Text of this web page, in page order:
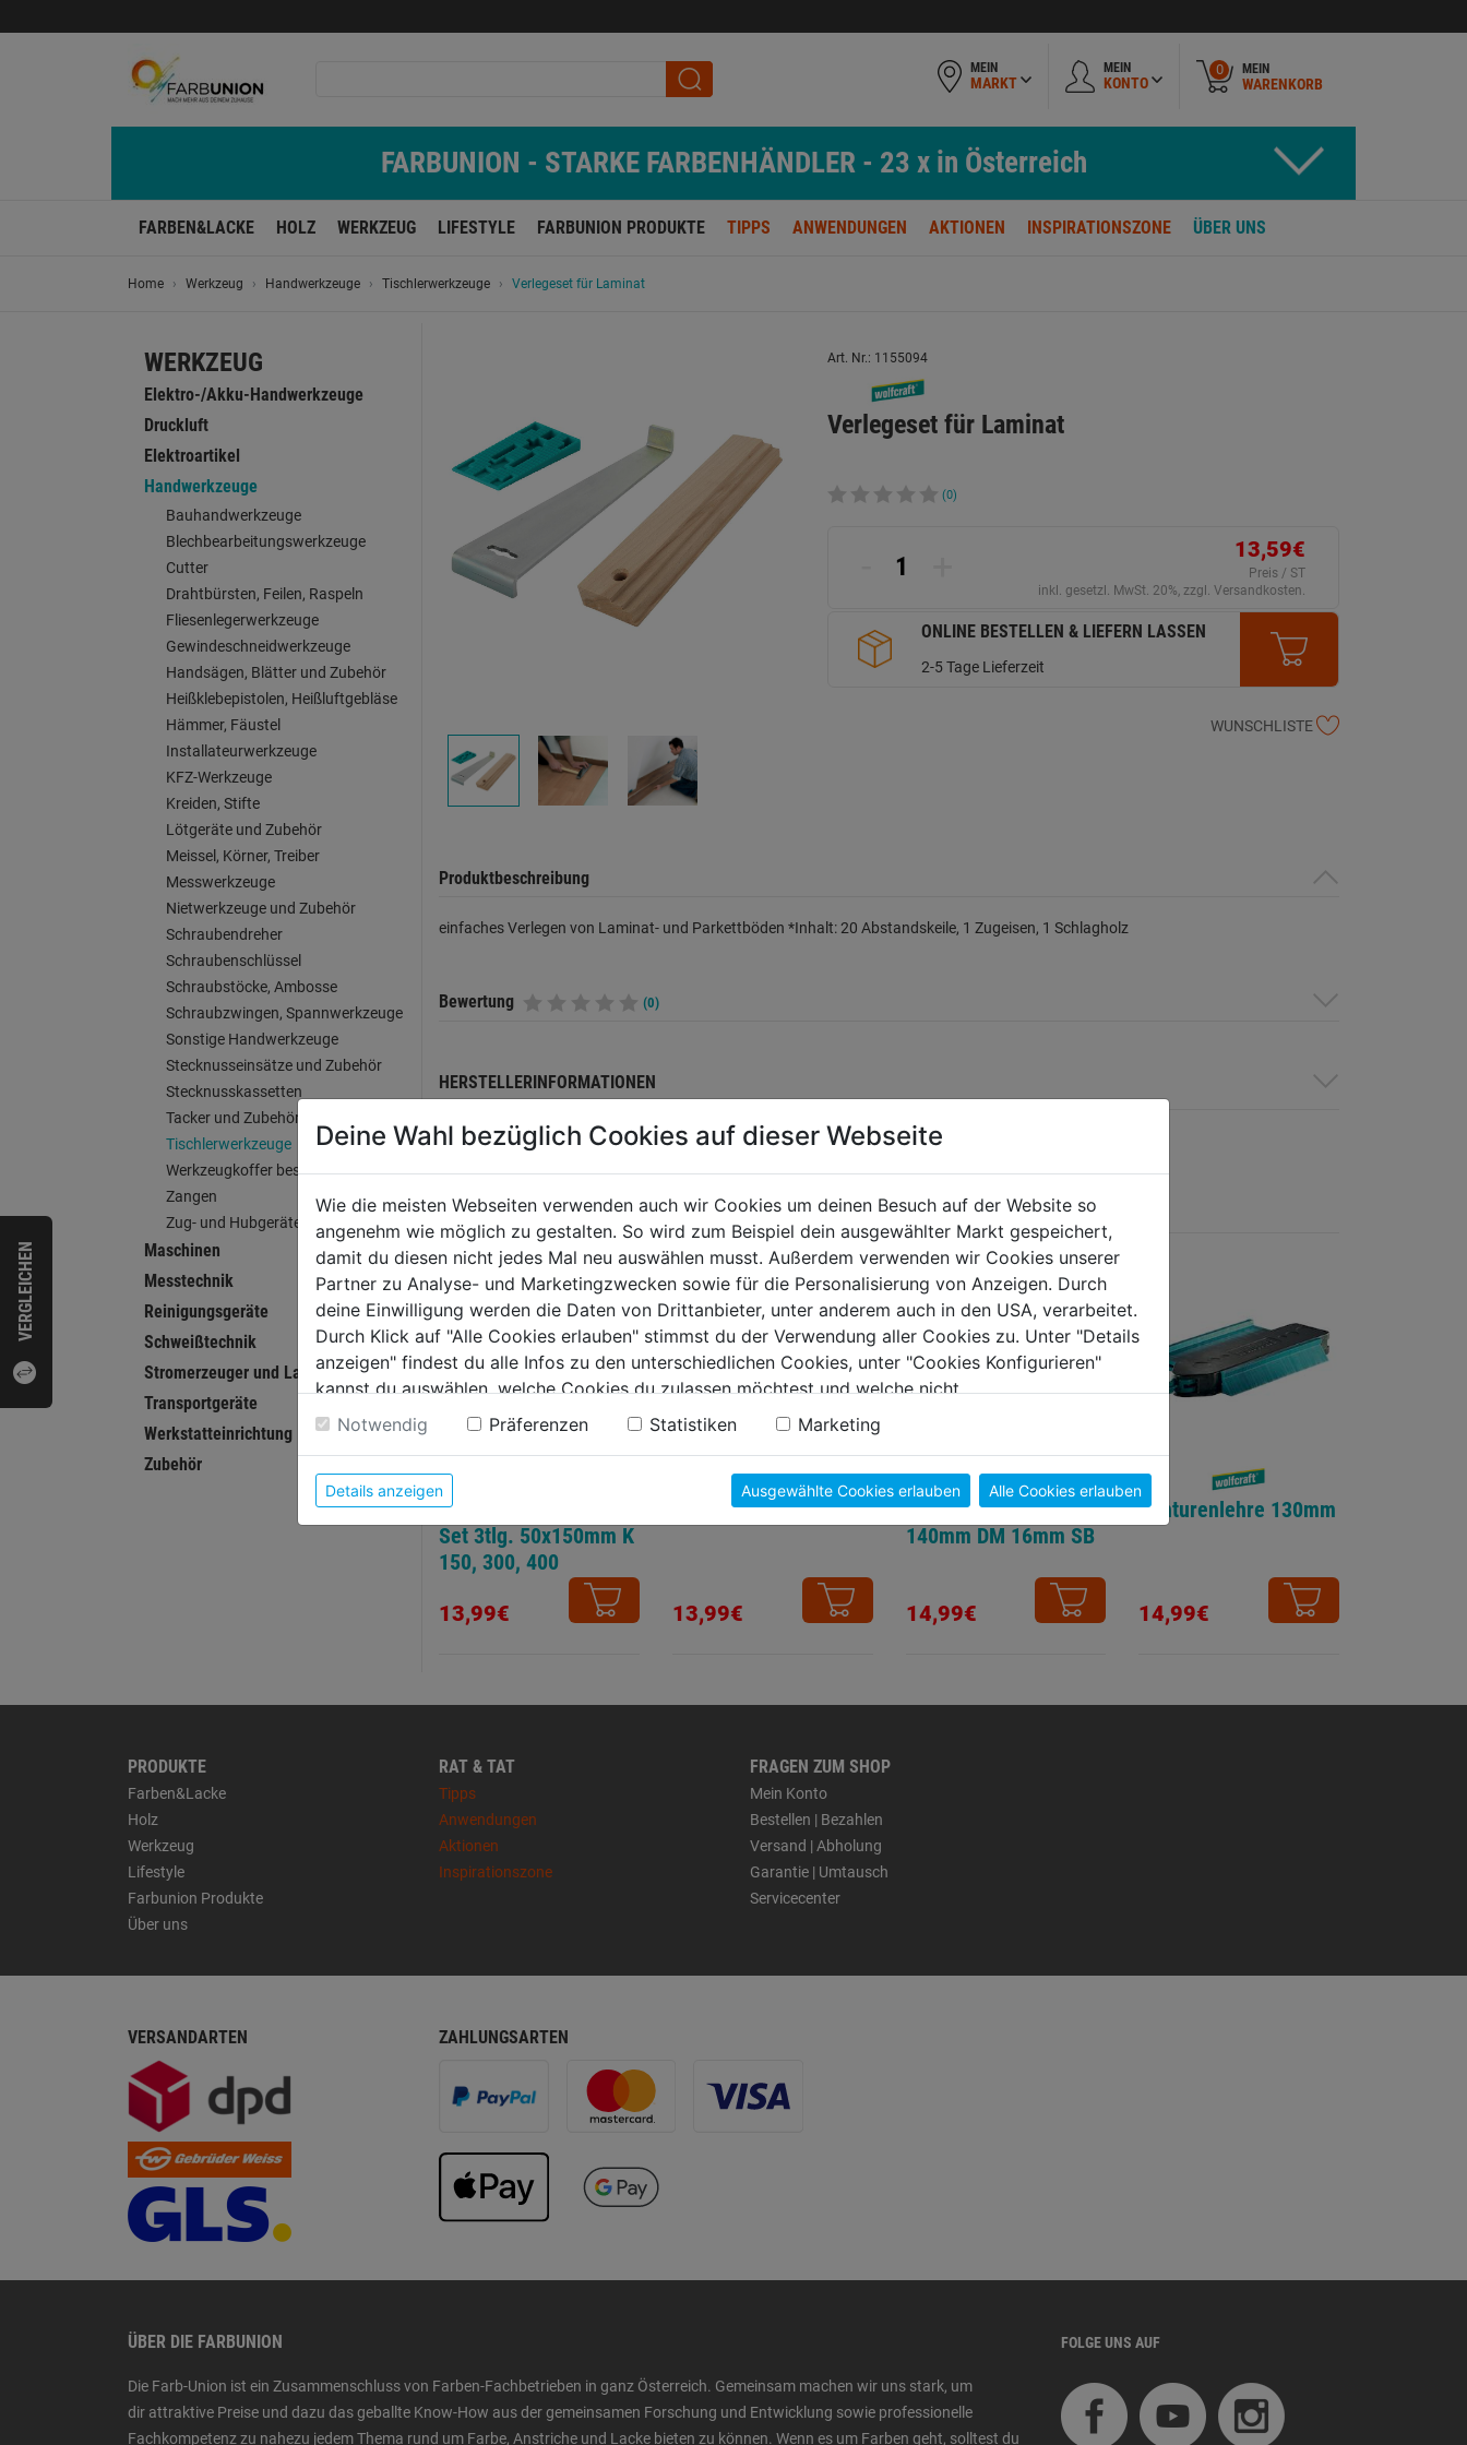
VERGLEICHEN
MEIN
MARKT
MEIN
KONTO
0 MEIN
WARENKORB
FARBUNION - STARKE FARBENHÄNDLER - 23 x in Österreich
FARBEN&LACKE HOLZ WERKZEUG LIFESTYLE FARBUNION PRODUKTE TIPPS ANWENDUNGEN AKTIONEN INSPIRATIONSZONE ÜBER UNS
Home Werkzeug Handwerkzeuge Tischlerwerkzeuge Verlegeset für Laminat
WERKZEUG
Elektro-/Akku-Handwerkzeuge
Druckluft
Elektroartikel
Handwerkzeuge
Bauhandwerkzeuge
Blechbearbeitungswerkzeuge
Cutter
Drahtbürsten, Feilen, Raspeln
Fliesenlegerwerkzeuge
Gewindeschneidwerkzeuge
Handsägen, Blätter und Zubehör
Heißklebepistolen, Heißluftgebläse
Hämmer, Fäustel
Installateurwerkzeuge
KFZ-Werkzeuge
Kreiden, Stifte
Lötgeräte und Zubehör
Meissel, Körner, Treiber
Messwerkzeuge
Nietwerkzeuge und Zubehör
Schraubendreher
Schraubenschlüssel
Schraubstöcke, Ambosse
Schraubzwingen, Spannwerkzeuge
Sonstige Handwerkzeuge
Stecknusseinsätze und Zubehör
Stecknusskassetten
Tacker und Zubehör
Tischlerwerkzeuge
Werkzeugkoffer bestückt
Zangen
Zug- und Hubgeräte
Maschinen
Messtechnik
Reinigungsgeräte
Schweißtechnik
Stromerzeuger und Ladegeräte
Transportgeräte
Werkstatteinrichtung
Zubehör
Art. Nr.: 1155094
Verlegeset für Laminat
(0)
13,59€
Preis / ST
inkl. gesetzl. MwSt. 20%, zzgl. Versandkosten.
ONLINE BESTELLEN & LIEFERN LASSEN
2-5 Tage Lieferzeit
WUNSCHLISTE
Produktbeschreibung
einfaches Verlegen von Laminat- und Parkettböden *Inhalt: 20 Abstandskeile, 1 Zugeisen, 1 Schlagholz
Bewertung (0)
HERSTELLERINFORMATIONEN
WEITERE PRODUKTE AUS DIESER KATEGORIE
Diamant-Schleifstein-
Set 3tlg. 50x150mm K
150, 300, 400
13,99€
Tischlerwinkel
13,99€
Krauskopfversenker
140mm DM 16mm SB
14,99€
Konturenlehre 130mm
14,99€
PRODUKTE
Farben&Lacke
Holz
Werkzeug
Lifestyle
Farbunion Produkte
Über uns
RAT & TAT
Tipps
Anwendungen
Aktionen
Inspirationszone
FRAGEN ZUM SHOP
Mein Konto
Bestellen | Bezahlen
Versand | Abholung
Garantie | Umtausch
Servicecenter
VERSANDARTEN ZAHLUNGSARTEN
ÜBER DIE FARBUNION
Die Farb-Union ist ein Zusammenschluss von Farben-Fachbetrieben in ganz Österreich. Gemeinsam machen wir uns stark, um
dir attraktive Preise und dazu das geballte Know-How aus der gemeinsamen Forschung und Entwicklung sowie professionelle
Fachkompetenz zu nahezu jedem Thema rund um Farbe, Anstriche und Lacke bieten zu können. Wenn es um Farben geht, solltest du
FOLGE UNS AUF
Deine Wahl bezüglich Cookies auf dieser Webseite
Wie die meisten Webseiten verwenden auch wir Cookies um deinen Besuch auf der Website so
angenehm wie möglich zu gestalten. So wird zum Beispiel dein ausgewählter Markt gespeichert,
damit du diesen nicht jedes Mal neu auswählen musst. Außerdem verwenden wir Cookies unserer
Partner zu Analyse- und Marketingzwecken sowie für die Personalisierung von Anzeigen. Durch
deine Einwilligung werden die Daten von Drittanbieter, unter anderem auch in den USA, verarbeitet.
Durch Klick auf "Alle Cookies erlauben" stimmst du der Verwendung aller Cookies zu. Unter "Details
anzeigen" findest du alle Infos zu den unterschiedlichen Cookies, unter "Cookies Konfigurieren"
kannst du auswählen, welche Cookies du zulassen möchtest und welche nicht.
Weitere Informationen findest du in unserer Datenschutzerklärung
Notwendig Präferenzen Statistiken Marketing
Details anzeigen Ausgewählte Cookies erlauben Alle Cookies erlauben